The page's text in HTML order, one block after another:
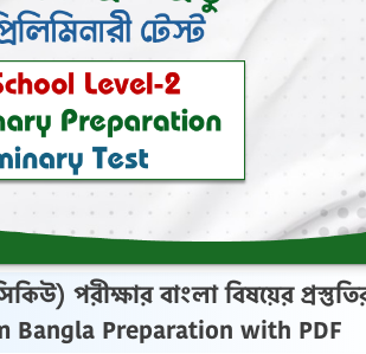
পরীক্ষার বাংলা বিষয়ের
Bangla Preparation with PDF